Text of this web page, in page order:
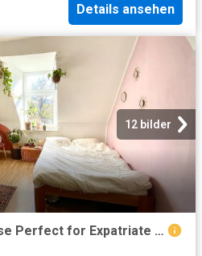
Details ansehen
12 bilder
Vintage Boho Penthouse Perfect for Expatriate Families or Groups Serviced on Request